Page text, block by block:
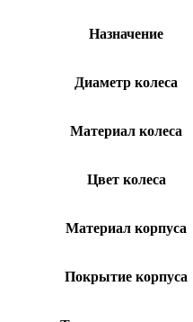
Назначение
Диаметр колеса
Материал колеса
Цвет колеса
Материал корпуса
Покрытие корпуса